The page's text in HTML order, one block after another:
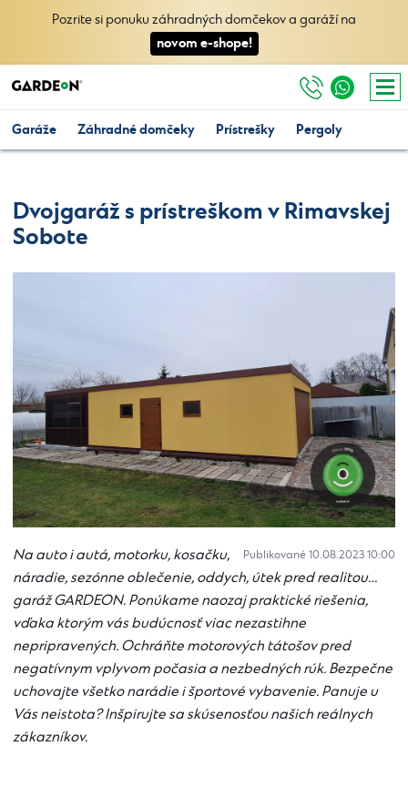
Pozrite si ponuku záhradných domčekov a garáží na
novom e-shope!
Garáže Záhradné domčeky Prístrešky Pergoly
Dvojgaráž s prístreškom v Rimavskej
Sobote
Publikované 10.08.2023 10:00
Na auto i autá, motorku, kosačku,
náradie, sezónne oblečenie, oddych, útek pred realitou…
garáž GARDEON. Ponúkame naozaj praktické riešenia,
vďaka ktorým vás budúcnosť viac nezastihne
nepripravených. Ochráňte motorových tátošov pred
negatívnym vplyvom počasia a nezbedných rúk. Bezpečne
uchovajte všetko narádie i športové vybavenie. Panuje u
Vás neistota? Inšpirujte sa skúsenosťou našich reálnych
zákazníkov.